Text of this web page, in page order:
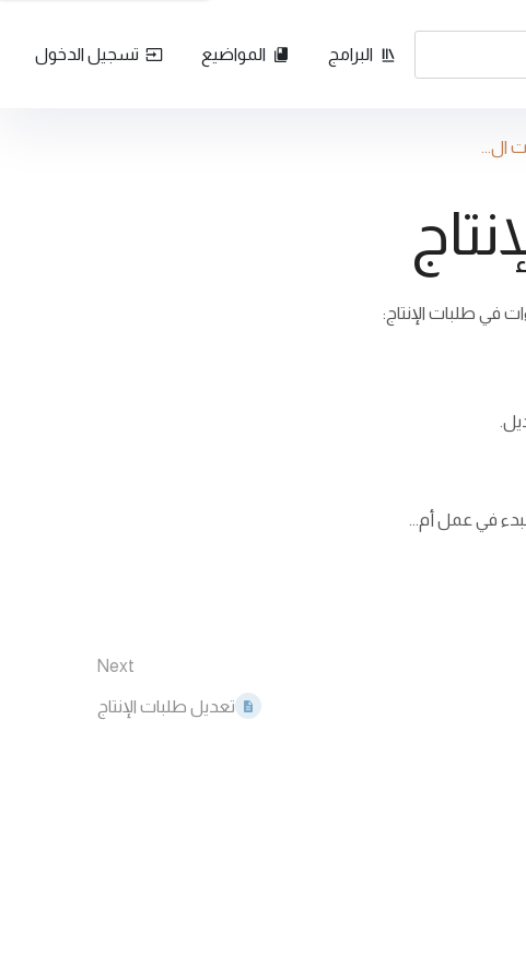
البرامج المواضيع تسجيل الدخول
ال...
في طلبات الإنتاج:
في عمل أم...
Next
تعديل طلبات الإنتاج